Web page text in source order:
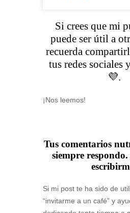
Si crees que mi
puede ser útil a
recuerda
tus redes sociales
💜.
¡Nos leemos!
Tus comentarios
siempre
Si mi post te ha sido de
“invitarme a un café” y